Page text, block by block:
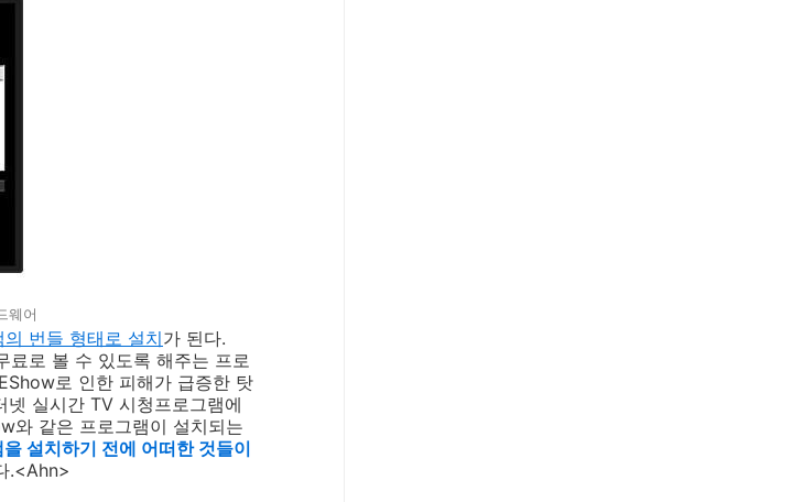
웨어
번들 형태로 설치가 된다.
로 볼 수 있도록 해주는 프로
로 인한 피해가 급증한 탓
실시간 TV 시청프로그램에
와 같은 프로그램이 설치되는
설치하기 전에 어떠한 것들이
.<Ahn>